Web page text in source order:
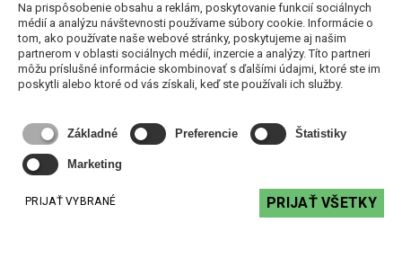
Biamp MA120 - mixážny zosilňovač 120W
533,33 €
Na prispôsobenie obsahu a reklám, poskytovanie funkcií sociálnych
médií a analýzu návštevnosti používame súbory cookie. Informácie o
tom, ako používate naše webové stránky, poskytujeme aj našim
partnerom v oblasti sociálnych médií, inzercie a analýzy. Títo partneri
môžu príslušné informácie skombinovať s ďalšími údajmi, ktoré ste im
poskytli alebo ktoré od vás získali, keď ste používali ich služby.
Základné Preferencie Štatistiky
Marketing
PRIJAŤ VYBRANÉ PRIJAŤ VŠETKY